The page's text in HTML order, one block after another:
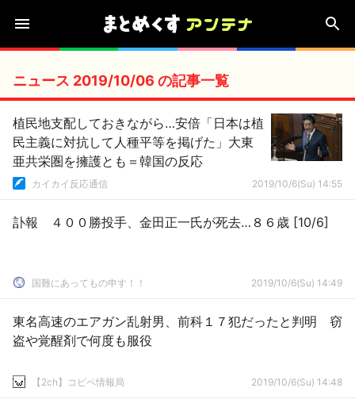
ニュース 2019/10/06 の記事一覧
植民地支配しておきながら…安倍「日本は植
民主義に対抗して人種平等を掲げた」大東
亜共栄圏を擁護とも＝韓国の反応
カイカイ反応通信 2019/10/6(Su) 14:55
訃報 ４００勝投手、金田正一氏が死去…８６歳 [10/6]
国難にあってもの申す！！ 2019/10/6(Su) 14:49
東名高速のエアガン乱射男、前科１７犯だったと判明 窃
盗や覚醒剤で何度も服役
【2ch】コピペ情報局 2019/10/6(Su) 14:48